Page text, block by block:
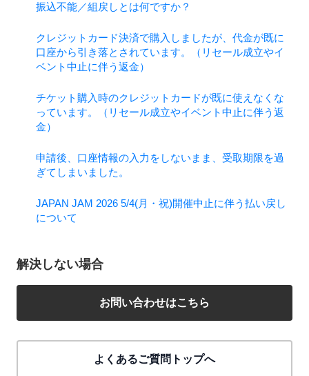
振込不能／組戻しとは何ですか？
クレジットカード決済で購入しましたが、代金が既に
口座から引き落とされています。（リセール成立やイ
ベント中止に伴う返金）
チケット購入時のクレジットカードが既に使えなくな
っています。（リセール成立やイベント中止に伴う返
金）
申請後、口座情報の入力をしないまま、受取期限を過
ぎてしまいました。
JAPAN JAM 2026 5/4(月・祝)開催中止に伴う払い戻し
について
解決しない場合
お問い合わせはこちら
よくあるご質問トップへ